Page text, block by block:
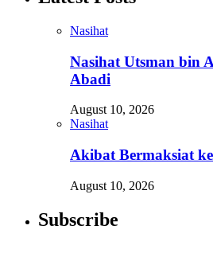
Nasihat
Nasihat Utsman bin
Abadi
August 10, 2026
Nasihat
Akibat Bermaksiat
August 10, 2026
Subscribe